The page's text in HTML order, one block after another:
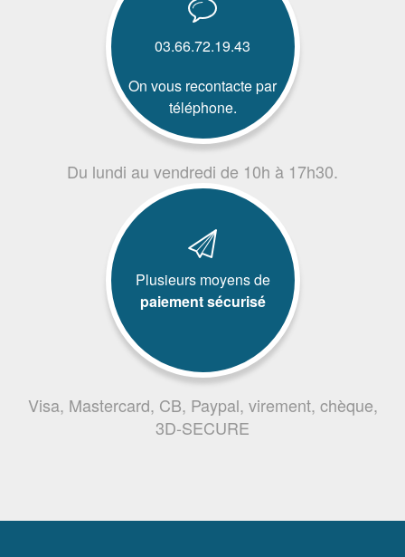
03.66.72.19.43
On vous recontacte par
téléphone.
Du lundi au vendredi de 10h à 17h30.
Plusieurs moyens de
paiement sécurisé
Visa, Mastercard, CB, Paypal, virement, chèque,
3D-SECURE